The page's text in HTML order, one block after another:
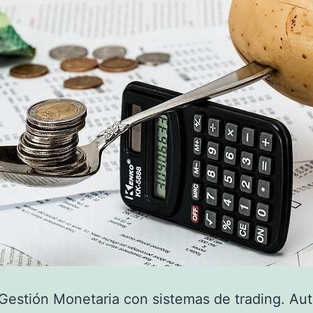
Monetaria con sistemas de trading.